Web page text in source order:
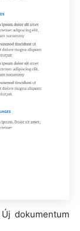
Új dokumentum